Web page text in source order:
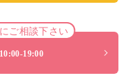
ご相談下さい
10:00-19:00